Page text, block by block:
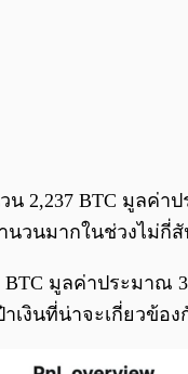
น 2,237 BTC มูลค่า
นวนมากในช่วงไม่กี่
BTC มูลค่าประมา
เงินที่น่าจะเกี่ยวข้อง